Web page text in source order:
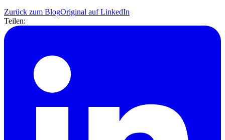
Zurück zum BlogOriginal auf LinkedIn
Teilen: